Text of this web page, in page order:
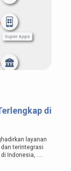
di
layanan
terintegrasi
Indonesia, .